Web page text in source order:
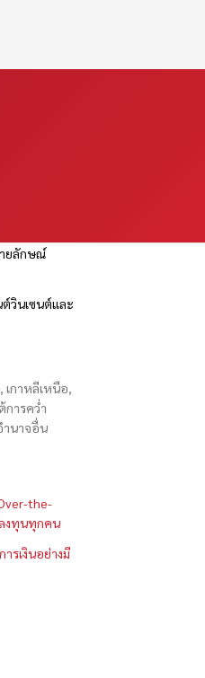
ายลักษณ์
วินเซนต์และ
กาหลีเหนือ,
การคว่ำ
ำนาจอื่น
the-
ลงทุนทุกคน
รเงินอย่างมี